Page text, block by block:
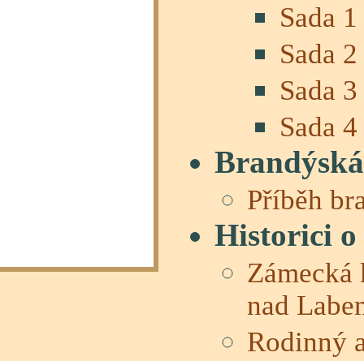
Sada 1
Sada 2
Sada 3
Sada 4
Příběh
Historici o
nad
Rodinný